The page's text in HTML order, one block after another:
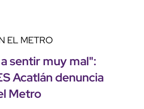
EL METRO
sentir muy mal":
Acatlán denuncia
Metro